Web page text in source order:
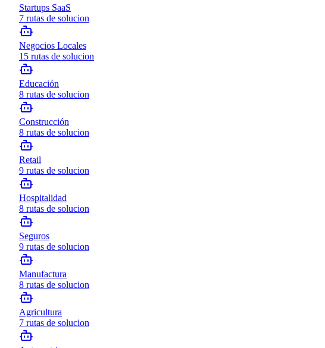
Startups SaaS
7 rutas de solucion
Negocios Locales
15 rutas de solucion
Educación
8 rutas de solucion
Construcción
8 rutas de solucion
Retail
9 rutas de solucion
Hospitalidad
8 rutas de solucion
Seguros
9 rutas de solucion
Manufactura
8 rutas de solucion
Agricultura
7 rutas de solucion